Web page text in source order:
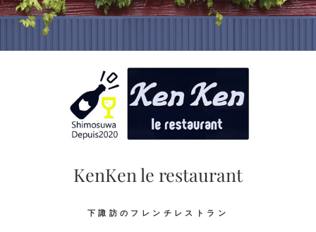
Skip
KenKen le restaurant
下諏訪のフレンチレストラン